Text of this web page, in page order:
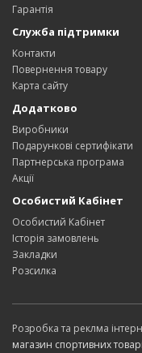
Гарантія
Служба підтримки
Контакти
Повернення товару
Карта сайту
Додатково
Виробники
Подарункові сертифікати
Партнерська програма
Акції
Особистий Кабінет
Особистий Кабінет
Історія замовлень
Закладки
Розсилка
Розробка та реклма
магазин спортивних